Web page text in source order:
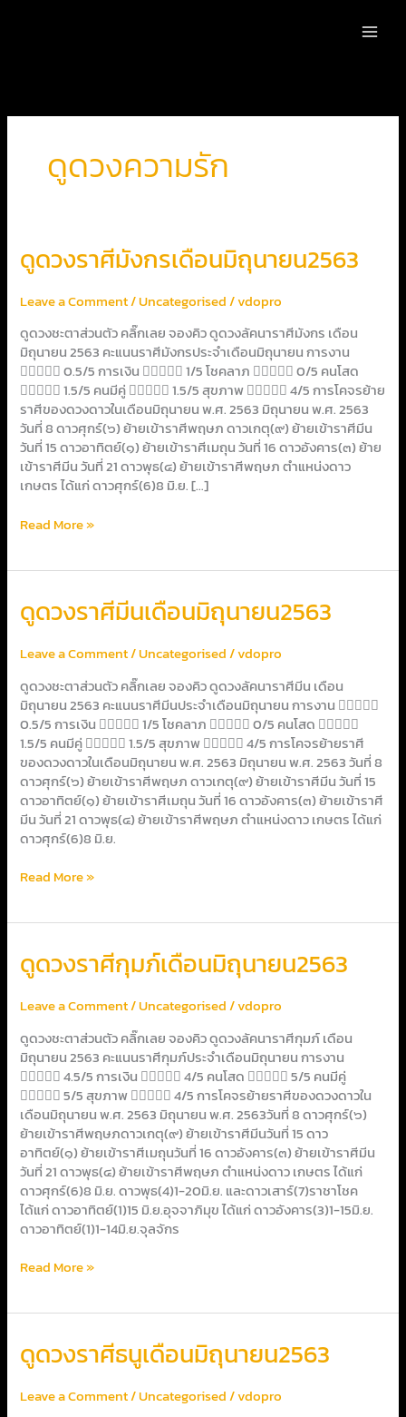
ดูดวงความรัก
ดูดวงราศีมังกรเดือนมิถุนายน2563
Leave a Comment/Uncategorised/vdopro
ดูดวงชะตาส่วนตัว คลิ๊กเลย จองคิว ดูดวงลัคนาราศีมังกร เดือน
มิถุนายน 2563 คะแนนราศีมังกรประจำเดือนมิถุนายน การงาน
 0.5/5 การเงิน  1/5 โชคลาภ  0/5 คนโสด
 1.5/5 คนมีคู่  1.5/5 สุขภาพ  4/5 การโคจรย้าย
ราศีของดวงดาวในเดือนมิถุนายน พ.ศ. 2563 มิถุนายน พ.ศ. 2563
วันที่ 8 ดาวศุกร์(๖) ย้ายเข้าราศีพฤษภ ดาวเกตุ(๙) ย้ายเข้าราศีมีน
วันที่ 15 ดาวอาทิตย์(๑) ย้ายเข้าราศีเมถุน วันที่ 16 ดาวอังคาร(๓) ย้าย
เข้าราศีมีน วันที่ 21 ดาวพุธ(๔) ย้ายเข้าราศีพฤษภ ตำแหน่งดาว
เกษตร ได้แก่ ดาวศุกร์(6)8 มิ.ย. […]
วง
มังกร
มิถุนายน2563
Read More »
ดูดวงราศีมีนเดือนมิถุนายน2563
Leave a Comment/Uncategorised/vdopro
ดูดวงชะตาส่วนตัว คลิ๊กเลย จองคิว ดูดวงลัคนาราศีมีน เดือน
มิถุนายน 2563 คะแนนราศีมีนประจำเดือนมิถุนายน การงาน 
0.5/5 การเงิน  1/5 โชคลาภ  0/5 คนโสด 
1.5/5 คนมีคู่  1.5/5 สุขภาพ  4/5 การโคจรย้ายราศี
ของดวงดาวในเดือนมิถุนายน พ.ศ. 2563 มิถุนายน พ.ศ. 2563 วันที่ 8
ดาวศุกร์(๖) ย้ายเข้าราศีพฤษภ ดาวเกตุ(๙) ย้ายเข้าราศีมีน วันที่ 15
ดาวอาทิตย์(๑) ย้ายเข้าราศีเมถุน วันที่ 16 ดาวอังคาร(๓) ย้ายเข้าราศี
มีน วันที่ 21 ดาวพุธ(๔) ย้ายเข้าราศีพฤษภ ตำแหน่งดาว เกษตร ได้แก่
ดาวศุกร์(6)8 มิ.ย.
วง
มีน
มิถุนายน2563
Read More »
ดูดวงราศีกุมภ์เดือนมิถุนายน2563
Leave a Comment/Uncategorised/vdopro
ดูดวงชะตาส่วนตัว คลิ๊กเลย จองคิว ดูดวงลัคนาราศีกุมภ์ เดือน
มิถุนายน 2563 คะแนนราศีกุมภ์ประจำเดือนมิถุนายน การงาน
 4.5/5 การเงิน  4/5 คนโสด  5/5 คนมีคู่
 5/5 สุขภาพ  4/5 การโคจรย้ายราศีของดวงดาวใน
เดือนมิถุนายน พ.ศ. 2563 มิถุนายน พ.ศ. 2563วันที่ 8 ดาวศุกร์(๖)
ย้ายเข้าราศีพฤษภดาวเกตุ(๙) ย้ายเข้าราศีมีนวันที่ 15 ดาว
อาทิตย์(๑) ย้ายเข้าราศีเมถุนวันที่ 16 ดาวอังคาร(๓) ย้ายเข้าราศีมีน
วันที่ 21 ดาวพุธ(๔) ย้ายเข้าราศีพฤษภ ตำแหน่งดาว เกษตร ได้แก่
ดาวศุกร์(6)8 มิ.ย. ดาวพุธ(4)1-20มิ.ย. และดาวเสาร์(7)ราชาโชค
ได้แก่ ดาวอาทิตย์(1)15 มิ.ย.อุจจาภิมุข ได้แก่ ดาวอังคาร(3)1-15มิ.ย.
ดาวอาทิตย์(1)1-14มิ.ย.จุลจักร
วง
กุมภ์
มิถุนายน2563
Read More »
ดูดวงราศีธนูเดือนมิถุนายน2563
Leave a Comment/Uncategorised/vdopro
วง
ธนู